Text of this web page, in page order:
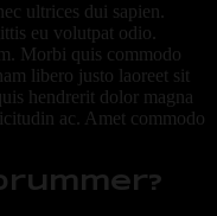
ultrices dui sapien.
eu volutpat odio.
Morbi quis commodo
libero justo laoreet sit
hendrerit dolor magna
ac. Amet commodo